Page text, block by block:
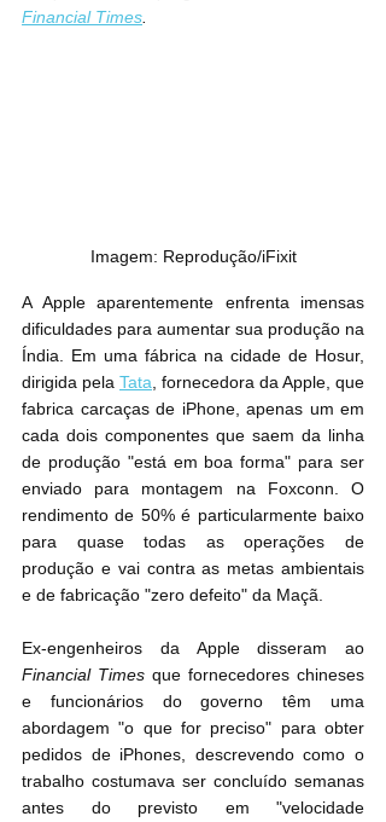
Financial Times
Imagem: Reprodução/iFixit
A Apple aparentemente enfrenta imensas
dificuldades para aumentar sua produção na
Índia. Em uma fábrica na cidade de Hosur,
dirigida pela Tata , fornecedora da Apple, que
fabrica carcaças de iPhone, apenas um em
cada dois componentes que saem da linha
de produção "está em boa forma" para ser
enviado para montagem na Foxconn. O
rendimento de 50% é particularmente baixo
para quase todas as operações de
produção e vai contra as metas ambientais
e de fabricação "zero defeito" da Maçã.
Financial Times que fornecedores chineses
e funcionários do governo têm uma
abordagem "o que for preciso" para obter
pedidos de ‌iPhone‌s, descrevendo como o
trabalho costumava ser concluído semanas
antes do previsto em "velocidade